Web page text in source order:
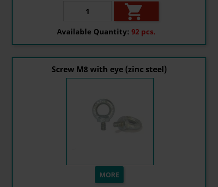

Available Quantity: 92 pcs.
Screw M8 with eye (zinc steel)
MORE